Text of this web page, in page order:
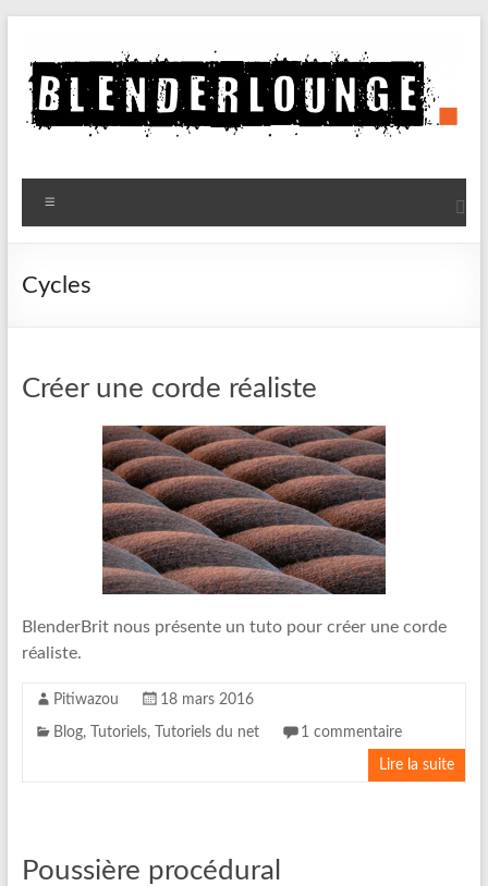
contenu
Blenderlounge
Le
de
Cycles
Créer une corde réaliste
BlenderBrit nous présente un tuto pour créer une corde
réaliste.
Pitiwazou 18 mars 2016
Blog, Tutoriels, Tutoriels du net 1 commentaire
Lire la suite
Poussière procédural